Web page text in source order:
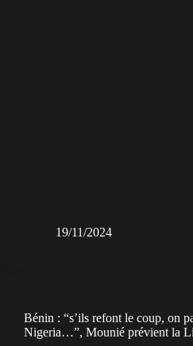
19/11/2024
Bénin : “s’ils refont le coup, on
Nigeria…”, Mounié prévient la